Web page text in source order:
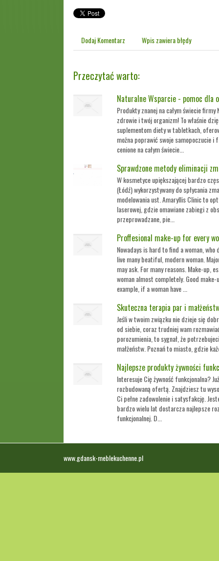
Dodaj Komentarz Wpis zawiera błędy
Przeczytać warto:
Naturalne Wsparcie - pomoc dla
Produkty znanej na całym świecie
zdrowie i twój organizm! To właśnie
suplementom diety w tabletkach,
można poprawić swoje samopoczucie i
cenione na całym świecie...
Sprawdzone metody eliminacji
W kosmetyce upiększającej bardzo
(Łódź) wykorzystywany do spłycania
modelowania ust. Amaryllis Clinic to
laserowej, gdzie omawiane zabiegi z
przeprowadzane, pie...
Proffesional make-up for every
Nowadays is hard to find a woman,
live many beatiful, modern woman.
may ask. For many reasons. Make-up,
woman almost completely. Good
example, if a woman have ...
Skuteczna terapia par i
Jeśli w twoim związku nie dzieje się
od siebie, coraz trudniej wam
porozumienia, to sygnał, że
małżeństw. Poznań to miasto, gdzie
Najlepsze produkty żywności
Interesuje Cię żywność funkcjonalna?
rozbudowaną ofertą. Znajdziesz tu
Ci pełne zadowolenie i satysfakcję.
bardzo wielu lat dostarcza najlepsze
funkcjonalnej. D...
www.gdansk-meblekuchenne.pl